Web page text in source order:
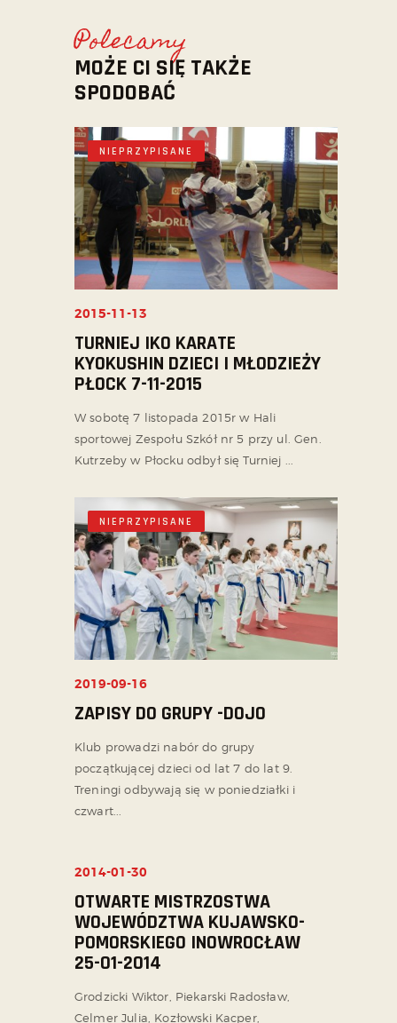
Polecamy
MOŻE CI SIĘ TAKŻE
SPODOBAĆ
NIEPRZYPISANE
2015-11-13
TURNIEJ IKO KARATE
KYOKUSHIN DZIECI I MŁODZIEŻY
PŁOCK 7-11-2015
W sobotę 7 listopada 2015r w Hali
sportowej Zespołu Szkół nr 5 przy ul. Gen.
Kutrzeby w Płocku odbył się Turniej ...
NIEPRZYPISANE
2019-09-16
ZAPISY DO GRUPY -DOJO
Klub prowadzi nabór do grupy
początkującej dzieci od lat 7 do lat 9.
Treningi odbywają się w poniedziałki i
czwart...
NIEPRZYPISANE
2014-01-30
OTWARTE MISTRZOSTWA
WOJEWÓDZTWA KUJAWSKO-
POMORSKIEGO INOWROCŁAW
25-01-2014
Grodzicki Wiktor, Piekarski Radosław,
Celmer Julia, Kozłowski Kacper,